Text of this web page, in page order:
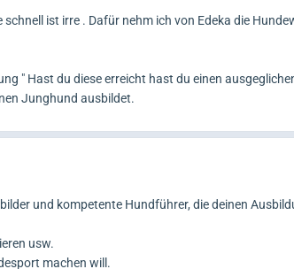
ist irre . Dafür nehm ich von Edeka die
" Hast du diese erreicht hast du einen
Junghund ausbildet.
und kompetente Hundführer, die deinen
usw.
machen will.